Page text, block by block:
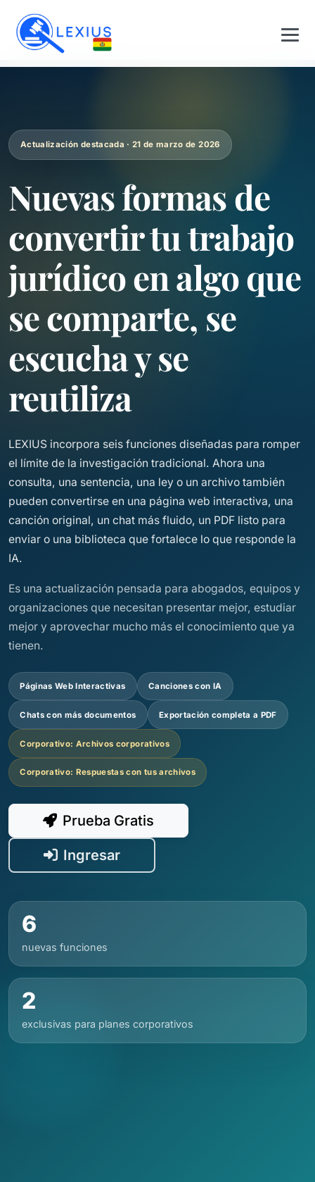
Actualización destacada · 21 de marzo de 2026
Nuevas formas de
convertir tu trabajo
jurídico en algo que
se comparte, se
escucha y se
reutiliza
LEXIUS incorpora seis funciones diseñadas para romper
el límite de la investigación tradicional. Ahora una
consulta, una sentencia, una ley o un archivo también
pueden convertirse en una página web interactiva, una
canción original, un chat más fluido, un PDF listo para
enviar o una biblioteca que fortalece lo que responde la
IA.
Es una actualización pensada para abogados, equipos y
organizaciones que necesitan presentar mejor, estudiar
mejor y aprovechar mucho más el conocimiento que ya
tienen.
Páginas Web Interactivas Canciones con IA
Chats con más documentos Exportación completa a PDF
Corporativo: Archivos corporativos
Corporativo: Respuestas con tus archivos
Prueba Gratis
Ingresar
6
nuevas funciones
2
exclusivas para planes corporativos